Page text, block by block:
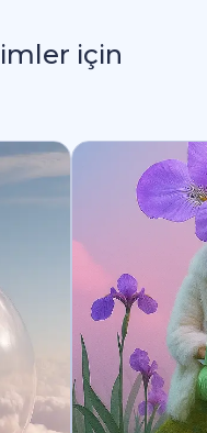
için